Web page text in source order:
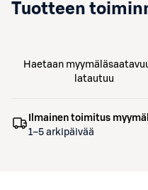
Tuotteen
Haetaan
latautuu
Ilmainen toimitus
1–5 arkipäivää